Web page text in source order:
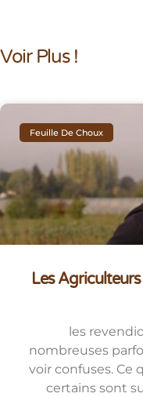
Voir Plus !
Feuille De Choux
Les
les
nombreuses
voir confuses. Ce
certains sont